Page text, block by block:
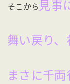
そこから 見事
舞い戻り、
まさに千両